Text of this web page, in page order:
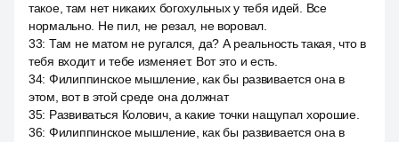
такое, там нет никаких богохульных у тебя идей. Все
нормально. Не пил, не резал, не воровал.
33: Там не матом не ругался, да? А реальность такая, что в
тебя входит и тебе изменяет. Вот это и есть.
34: Филиппинское мышление, как бы развивается она в
этом, вот в этой среде она должнат
35: Развиваться Колович, а какие точки нащупал хорошие.
36: Филиппинское мышление, как бы развивается она в